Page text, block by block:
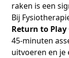
raken is een
Bij
Return to Play
45-minuten
uitvoeren en je